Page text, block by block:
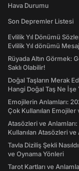
Hava Durumu
Son Depremler Listesi
Evlilik Yıl Dönümü
Evlilik Yıl dönümü
Rüyada Altın Görmek:
Saklı Olabilir!
Doğal Taşların Merak
Hangi Doğal Taş Ne İşe
Emojilerin Anlamları:
Çok Kullanılan Emojiler
Atasözleri ve
Kullanılan Atasözleri ve
Tavla Diziliş Şekli
ve Oynama Yönleri
Tarot Kartları ve